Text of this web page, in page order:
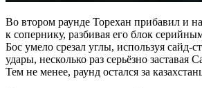
Во втором раунде Торехан прибавил и
к сопернику, разбивая его блок
Бос умело срезал углы, используя сайд-
удары, несколько раз серьёзно заставая
Тем не менее, раунд остался за